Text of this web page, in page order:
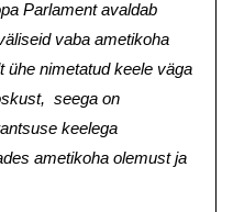
Parlament avaldab
vaba ametikoha
ühe nimetatud keele väga
seega on
keelega
ametikoha olemust ja